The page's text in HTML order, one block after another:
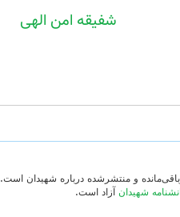
شفیقه امن الهی
و منتشرشده درباره شهیدان است.
شهیدان آزاد است.